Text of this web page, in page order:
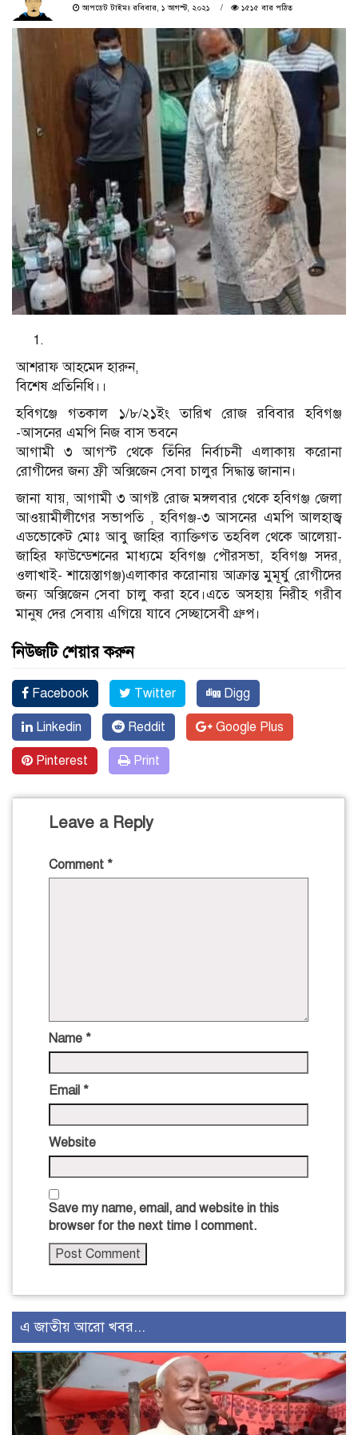
আপডেট টাইমঃ রবিবার, ১ আগস্ট, ২০২১
১৫১৫ বার পঠিত
আশরাফ আহমেদ হারুন,
বিশেষ প্রতিনিধি।।
হবিগঞ্জে গতকাল ১/৮/২১ইং তারিখ রোজ রবিবার হবিগঞ্জ
-আসনের এমপি নিজ বাস ভবনে
আগামী ৩ আগস্ট থেকে তিঁনির নির্বাচনী এলাকায় করোনা
রোগীদের জন্য ফ্রী অক্সিজেন সেবা চালুর সিদ্ধান্ত জানান।
জানা যায়, আগামী ৩ আগষ্ট রোজ মঙ্গলবার থেকে হবিগঞ্জ জেলা
আওয়ামীলীগের সভাপতি , হবিগঞ্জ-৩ আসনের এমপি আলহাজ্ব
এডভোকেট মোঃ আবু জাহির ব্যাক্তিগত তহবিল থেকে আলেয়া-
জাহির ফাউন্ডেশনের মাধ্যমে হবিগঞ্জ পৌরসভা, হবিগঞ্জ সদর,
ওলাখাই- শায়েস্তাগঞ্জ)এলাকার করোনায় আক্রান্ত মুমূর্ষু রোগীদের
জন্য অক্সিজেন সেবা চালু করা হবে।এতে অসহায় নিরীহ গরীব
মানুষ দের সেবায় এগিয়ে যাবে সেচ্ছাসেবী গ্রুপ।
নিউজটি শেয়ার করুন
Facebook Twitter Digg
Linkedin Reddit Google Plus
Pinterest Print
Leave a Reply
Comment *
Name *
Email *
Website
Save my name, email, and website in this
browser for the next time I comment.
এ জাতীয় আরো খবর...